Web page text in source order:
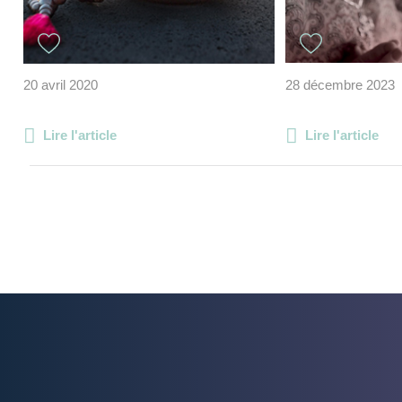
20 avril 2020
Lire l'article
28 décembre 2023
Lire l'article